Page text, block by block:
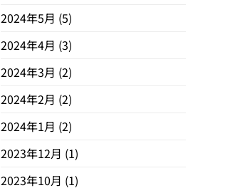
2024年5月 (5)
2024年4月 (3)
2024年3月 (2)
2024年2月 (2)
2024年1月 (2)
2023年12月 (1)
2023年10月 (1)